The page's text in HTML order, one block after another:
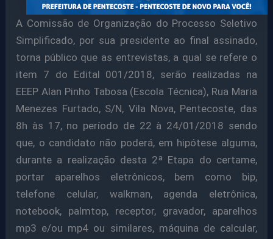
A Comissão de Organização do Processo Seletivo
Simplificado, por sua presidente ao final assinado,
torna público que as entrevistas, a qual se refere o
item 7 do Edital 001/2018, serão realizadas na
EEEP Alan Pinho Tabosa (Escola Técnica), Rua Maria
Menezes Furtado, S/N, Vila Nova, Pentecoste, das
8h às 17, no período de 22 à 24/01/2018 sendo
que, o candidato não poderá, em hipótese alguma,
durante a realização desta 2ª Etapa do certame,
portar aparelhos eletrônicos, bem como bip,
telefone celular, walkman, agenda eletrônica,
notebook, palmtop, receptor, gravador, aparelhos
mp3 e/ou mp4 ou similares, máquina de calcular,